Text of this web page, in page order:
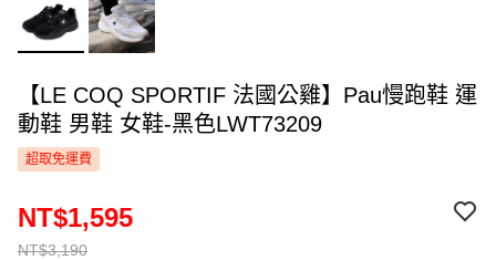
【LE COQ SPORTIF 法國公雞】Pau慢跑鞋 運
動鞋 男鞋 女鞋-黑色LWT73209
超取免運費
NT$3,190
NT$1,595